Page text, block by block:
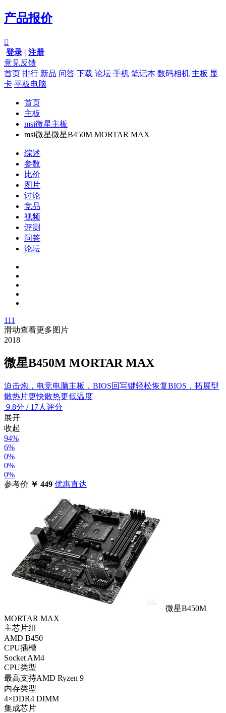
产品报价

登录 | 注册
意见反馈
首页 排行 新品 问答 下载 论坛 手机 笔记本 数码相机 主板 显
卡 平板电脑
首页
主板
msi微星主板
msi微星微星B450M MORTAR MAX
综述
参数
比价
图片
讨论
竞品
视频
评测
问答
论坛
111
滑动查看更多图片
2018
微星B450M MORTAR MAX
迫击炮，电竞电脑主板，BIOS回写键轻松恢复BIOS，拓展型
散热片更快散热更低温度
9.8分 / 17人评分
展开
收起
94%
6%
0%
0%
0%
参考价 ￥ 449 优惠直达
微星B450M
MORTAR MAX
主芯片组
AMD B450
CPU插槽
Socket AM4
CPU类型
最高支持AMD Ryzen 9
内存类型
4×DDR4 DIMM
集成芯片